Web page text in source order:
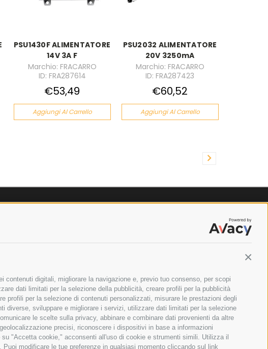
digitali, migliorare la navigazione e, previo tuo consenso, per scopi
dati limitati per la selezione della pubblicità, creare profili per la pubblicità
profili per la selezione di contenuti personalizzati, misurare le prestazioni degli
diverse, sviluppare e migliorare i servizi, utilizzare dati limitati per la selezione
le scelte sulla privacy, abbinare e combinare dati provenienti da altre
precisi, riconoscere i dispositivi in base a informazioni
"Accetta cookie," acconsenti all'uso di cookie e strumenti simili. Utilizza il
modificare le tue preferenze in qualsiasi momento cliccando sul link
PSU1430F ALIMENTATORE
14V 3A F
Marchio: FRACARRO
ID: FRA287614
€53,49
Aggiungi Al Carrello
PSU2032 ALIMENTATORE
20V 3250mA
Marchio: FRACARRO
ID: FRA287423
€60,52
Aggiungi Al Carrello